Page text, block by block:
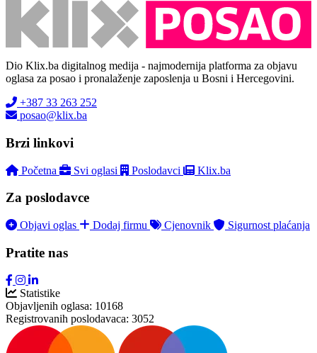
Dio Klix.ba digitalnog medija - najmodernija platforma za objavu
oglasa za posao i pronalaženje zaposlenja u Bosni i Hercegovini.
+387 33 263 252
posao@klix.ba
Brzi linkovi
Početna Svi oglasi Poslodavci Klix.ba
Za poslodavce
Objavi oglas Dodaj firmu Cjenovnik Sigurnost plaćanja
Pratite nas
Statistike
Objavljenih oglasa: 10168
Registrovanih poslodavaca: 3052